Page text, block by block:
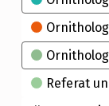
Referat